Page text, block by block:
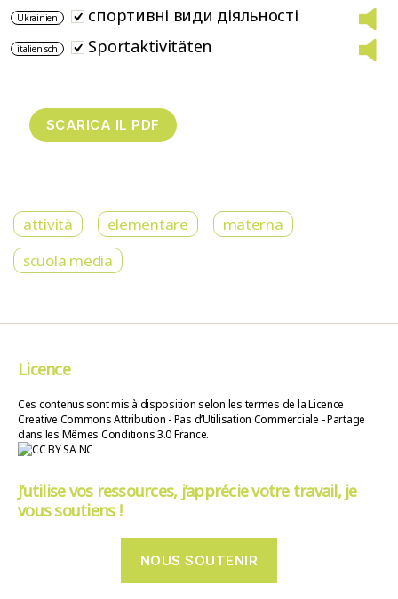
Ukrainien спортивні види діяльності
italienisch Sportaktivitäten
attività elementare
materna
scuola media
Licence
Ces contenus sont mis à disposition selon les termes de la Licence
Creative Commons Attribution - Pas d’Utilisation Commerciale - Partage
dans les Mêmes Conditions 3.0 France.
J’utilise vos ressources, j’apprécie votre travail, je
vous soutiens !
NOUS SOUTENIR